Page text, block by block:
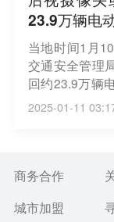
23.9万辆电
当地时间1月
交通安全管理
回约23.9万辆
在后视摄像头故障。 根据特斯拉发表的
像头发生故
险。此次召回
间生产的
美国共宣布了
2025-01-11
商务合作
城市加盟